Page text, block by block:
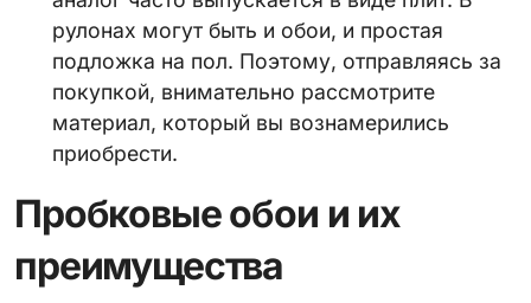
рулонах могут быть и обои, и простая
подложка на пол. Поэтому, отправляясь за
покупкой, внимательно рассмотрите
материал, который вы вознамерились
приобрести.
Пробковые обои и их
преимущества